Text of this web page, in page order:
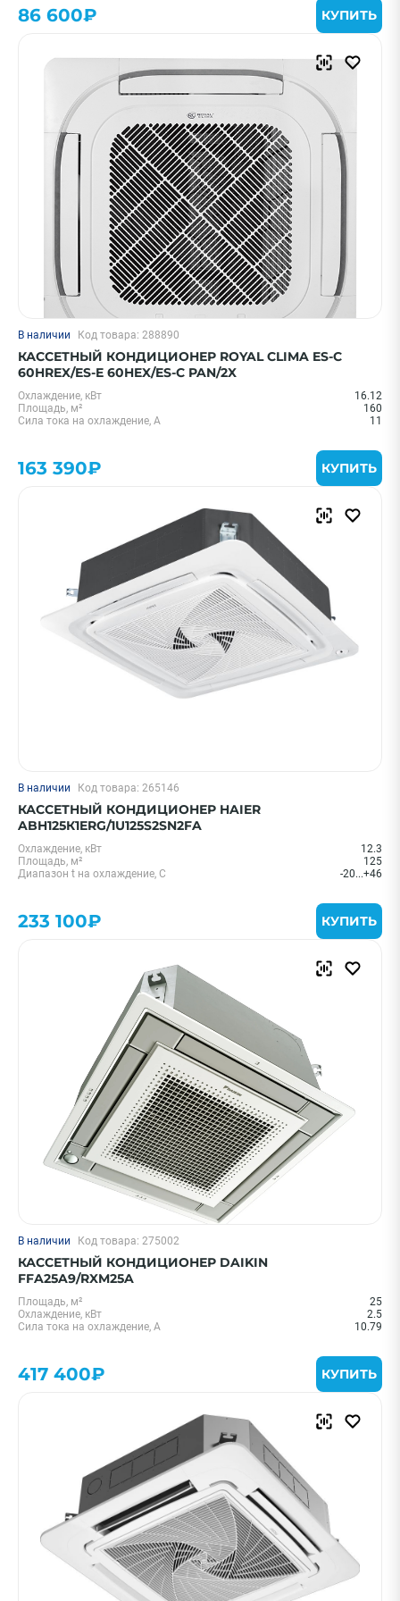
Смотреть все фильтры
86 600₽ КУПИТЬ
В наличии Код товара: 288890
КАССЕТНЫЙ КОНДИЦИОНЕР ROYAL CLIMA ES-C
60HREX/ES-E 60HEX/ES-C PAN/2X
Охлаждение, кВт
16.12
Площадь, м²
160
Сила тока на охлаждение, А
11
163 390₽ КУПИТЬ
В наличии Код товара: 265146
КАССЕТНЫЙ КОНДИЦИОНЕР HAIER
ABH125К1ERG/1U125S2SN2FA
Охлаждение, кВт
12.3
Площадь, м²
125
Диапазон t на охлаждение, С
-20...+46
233 100₽ КУПИТЬ
В наличии Код товара: 275002
КАССЕТНЫЙ КОНДИЦИОНЕР DAIKIN
FFA25A9/RXM25A
Площадь, м²
25
Охлаждение, кВт
2.5
Сила тока на охлаждение, А
10.79
417 400₽ КУПИТЬ